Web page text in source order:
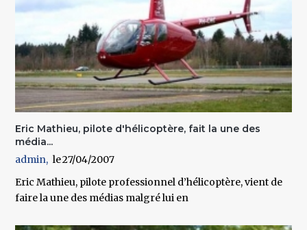
Eric Mathieu, pilote d'hélicoptère, fait la une des
média...
admin
27/04/2007
Eric Mathieu, pilote professionnel d’hélicoptère, vient de
faire la une des médias malgré lui en